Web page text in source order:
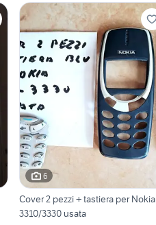
6
Cover 2 pezzi + tastiera per Nokia
3310/3330 usata